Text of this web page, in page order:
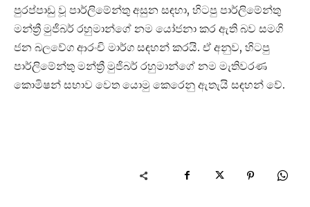
පුරප්පාඩු වූ පාර්ලිමේන්තු අසුන සඳහා, හිටපු පාර්ලිමේන්තු
මන්ත්‍රී මුජිබර් රහුමාන්ගේ නම යෝජනා කර ඇති බව සමගි
ජන බලවේග ආරංචි මාර්ග සඳහන් කරයි. ඒ අනුව, හිටපු
පාර්ලිමේන්තු මන්ත්‍රී මුජිබර් රහුමාන්ගේ නම මැතිවරණ
කොමිෂන් සභාව වෙත යොමු කෙරෙනු ඇතැයි සඳහන් වේ.